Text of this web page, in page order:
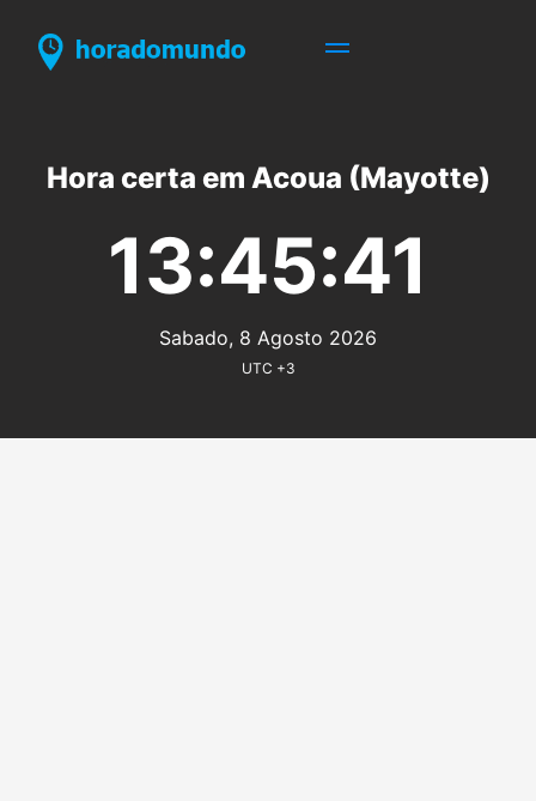
Hora certa em Acoua (Mayotte)
13:45:41
Sabado, 8 Agosto 2026
UTC +3